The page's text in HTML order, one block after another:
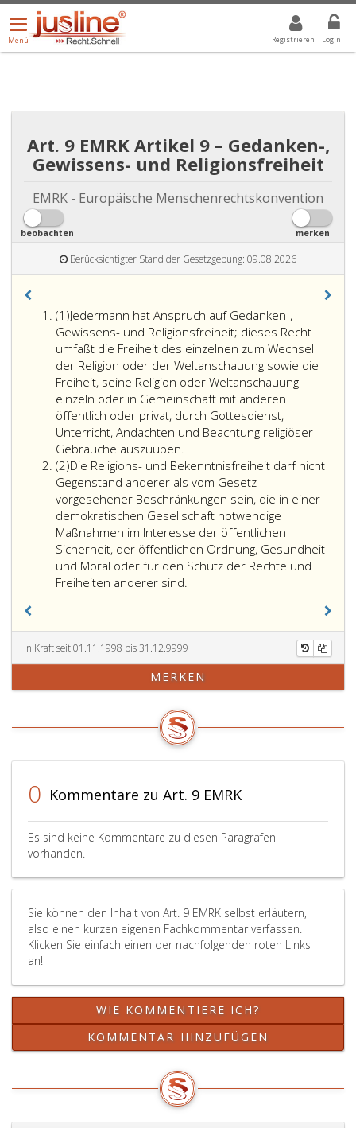
Registrieren Login
Menü
öffnen/schließen
Menü
ALLE DROPDOWN: GEWÄHLTER WERT IST ALLE
Art. 9 EMRK Artikel 9 – Gedanken-,
Gewissens- und Religionsfreiheit
EMRK - Europäische Menschenrechtskonvention
beobachten merken
Berücksichtigter Stand der Gesetzgebung: 09.08.2026
(1)Absatz
eins
Jedermann hat Anspruch auf Gedanken-,
Gewissens- und Religionsfreiheit; dieses Recht
umfaßt die Freiheit des einzelnen zum Wechsel
der Religion oder der Weltanschauung sowie die
Freiheit, seine Religion oder Weltanschauung
einzeln oder in Gemeinschaft mit anderen
öffentlich oder privat, durch Gottesdienst,
Unterricht, Andachten und Beachtung religiöser
Gebräuche auszuüben.
(2)Absatz
2
Die Religions- und Bekenntnisfreiheit darf nicht
Gegenstand anderer als vom Gesetz
vorgesehener Beschränkungen sein, die in einer
demokratischen Gesellschaft notwendige
Maßnahmen im Interesse der öffentlichen
Sicherheit, der öffentlichen Ordnung, Gesundheit
und Moral oder für den Schutz der Rechte und
Freiheiten anderer sind.
In Kraft seit 01.11.1998 bis 31.12.9999
MERKEN
0 Kommentare zu Art. 9 EMRK
Es sind keine Kommentare zu diesen Paragrafen
vorhanden.
Sie können den Inhalt von Art. 9 EMRK selbst erläutern,
also einen kurzen eigenen Fachkommentar verfassen.
Klicken Sie einfach einen der nachfolgenden roten Links
an!
WIE KOMMENTIERE ICH?
KOMMENTAR HINZUFÜGEN